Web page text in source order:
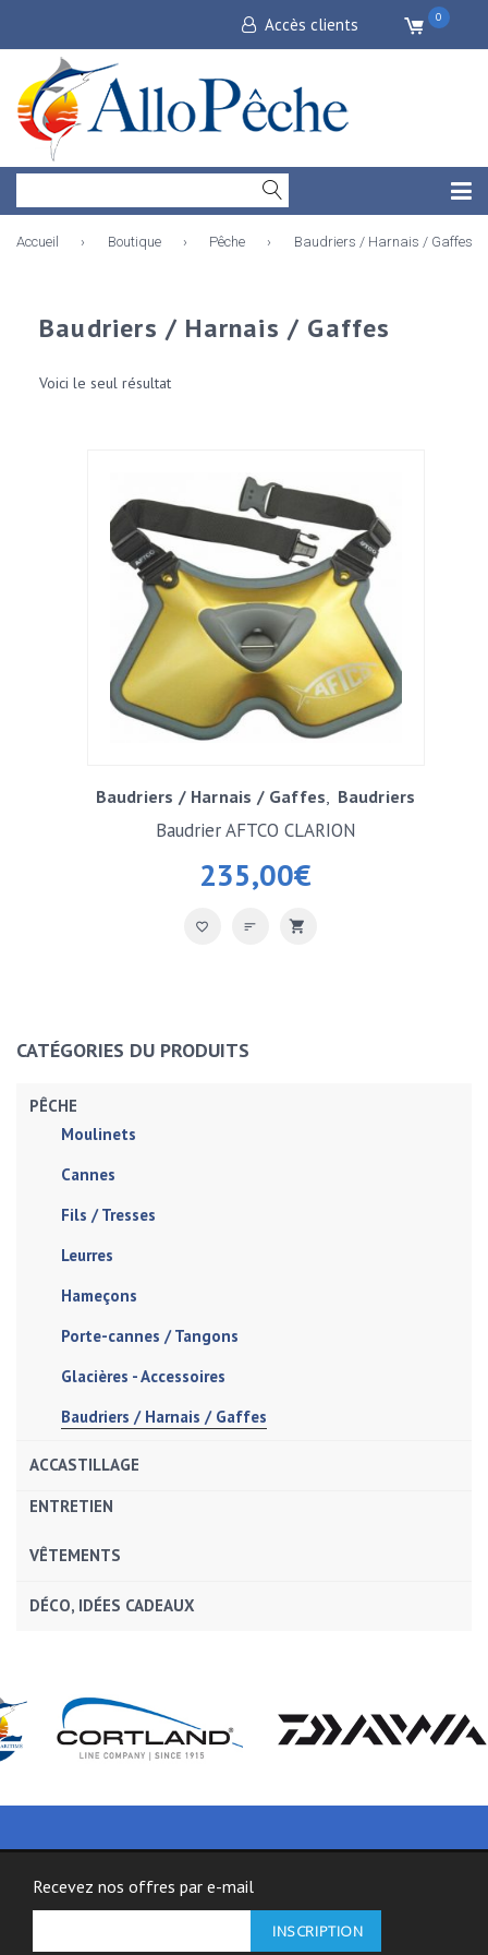
Accès clients 0
Accueil › Boutique › Pêche › Baudriers / Harnais / Gaffes
Baudriers / Harnais / Gaffes
Voici le seul résultat
Baudriers / Harnais / Gaffes Baudriers
235,00€
Baudrier AFTCO CLARION
CATÉGORIES DU PRODUITS
PÊCHE
Moulinets
Cannes
Fils / Tresses
Leurres
Hameçons
Porte-cannes / Tangons
Glacières - Accessoires
Baudriers / Harnais / Gaffes
ACCASTILLAGE
ENTRETIEN
VÊTEMENTS
DÉCO, IDÉES CADEAUX
Recevez nos offres par e-mail